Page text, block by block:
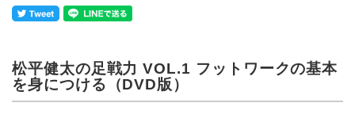
松平健太の足戦力 VOL.1 フットワークの基本
を身につける（DVD版）